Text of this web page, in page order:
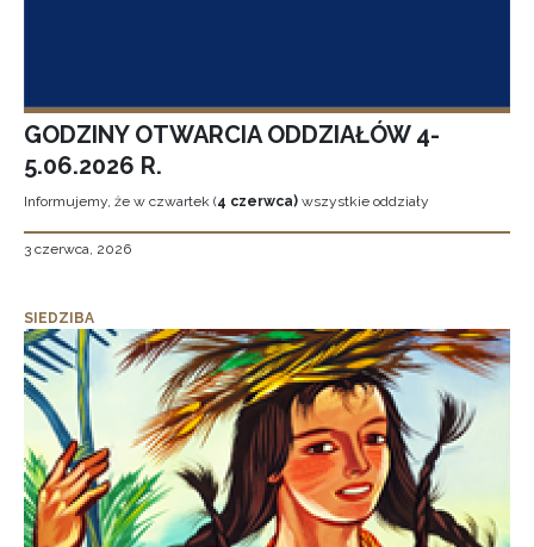
GODZINY OTWARCIA ODDZIAŁÓW 4-
5.06.2026 R.
Informujemy, że w czwartek (4 czerwca) wszystkie oddziały
3 czerwca, 2026
SIEDZIBA